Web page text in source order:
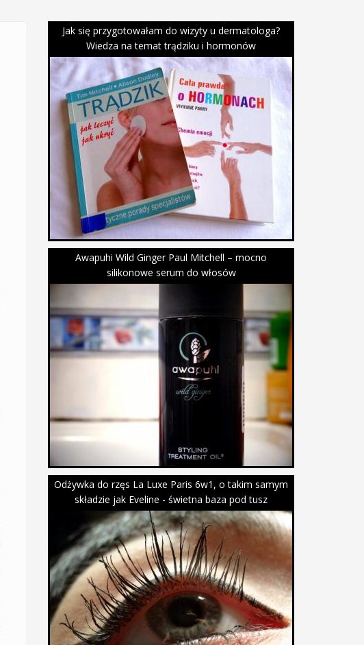
Jak się przygotowałam do wizyty u dermatologa?
Wiedza na temat trądziku i hormonów
Awapuhi Wild Ginger Paul Mitchell – mocno
silikonowe serum do włosów
Odżywka do rzęs La Luxe Paris 6w1, o takim samym
składzie jak Eveline - świetna baza pod tusz